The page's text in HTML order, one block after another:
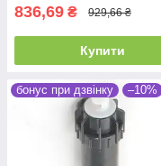
836,69 ₴ 929,66 ₴
Купити
бонус при дзвінку –10%